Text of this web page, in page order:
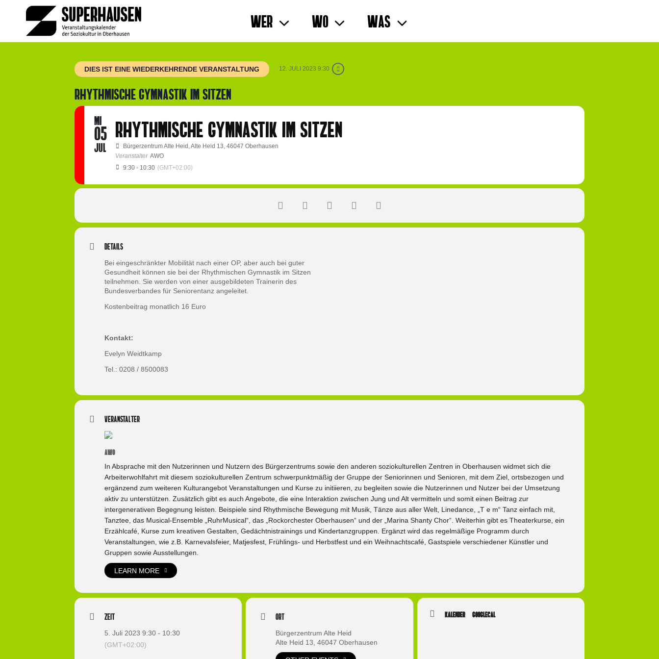
Wer Wo Was
DIES IST EINE WIEDERKEHRENDE VERANSTALTUNG 12. JULI 2023 9:30
RHYTHMISCHE GYMNASTIK IM SITZEN
MI
05
JUL
RHYTHMISCHE GYMNASTIK IM SITZEN
Bürgerzentrum Alte Heid , Alte Heid 13, 46047 Oberhausen
Veranstalter AWO
9:30 - 10:30 (GMT+02:00)
Details
Bei eingeschränkter Mobilität nach einer OP, aber auch bei guter
Gesundheit können sie bei der Rhythmischen Gymnastik im Sitzen
teilnehmen. Sie werden von einer ausgebildeten Trainerin des
Bundesverbandes für Seniorentanz angeleitet.
Kostenbeitrag monatlich 16 Euro
Kontakt:
Evelyn Weidtkamp
Tel.: 0208 / 8500083
Veranstalter
AWO
In Absprache mit den Nutzerinnen und Nutzern des Bürgerzentrums sowie den anderen soziokulturellen Zentren in Oberhausen widmet sich die
Arbeiterwohlfahrt mit diesem soziokulturellen Zentrum schwerpunktmäßig der Gruppe der Seniorinnen und Senioren, mit dem Ziel, ortsbezogen und
ergänzend zum weiteren Kulturangebot Veranstaltungen und Kurse zu initiieren, zu begleiten sowie die Nutzerinnen und Nutzer bei der Umsetzung
aktiv zu unterstützen. Zusätzlich gibt es auch Angebote, die eine Interaktion zwischen Jung und Alt vermitteln und somit einen Beitrag zur
intergenerativen Begegnung leisten. Beispiele sind Rhythmische Bewegung mit Musik, Tänze aus aller Welt, Linedance, „T e m“ Tanz einfach mit,
Tanztee, das Musical-Ensemble „RuhrMusical“, das „Rockorchester Oberhausen“ und der „Marina Shanty Chor“. Weiterhin gibt es Theaterkurse, ein
Erzählcafé, Kurse zum kreativen Gestalten, Gedächtnistrainings und Kindertanzgruppen. Ergänzt wird das regelmäßige Programm durch
Veranstaltungen, wie z.B. Karnevalsfeier, Matjesfest, Frühlings- und Herbstfest und ein Weihnachtscafé, Gastspiele verschiedener Künstler und
Gruppen sowie Ausstellungen.
LEARN MORE
Zeit
5. Juli 2023 9:30 - 10:30
(GMT+02:00)
Ort
Bürgerzentrum Alte Heid
Alte Heid 13, 46047 Oberhausen
KALENDER GOOGLECAL